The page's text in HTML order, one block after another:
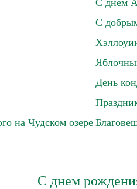
С днем
С
День
на Чудском озере
С днем